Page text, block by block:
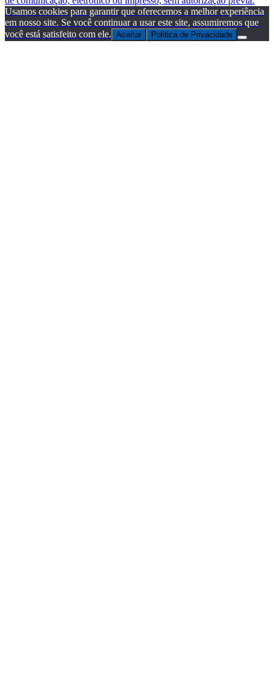
Usamos cookies para garantir que oferecemos a melhor experiência
em nosso site. Se você continuar a usar este site, assumiremos que
você está satisfeito com ele. Aceitar Politica de Privacidade